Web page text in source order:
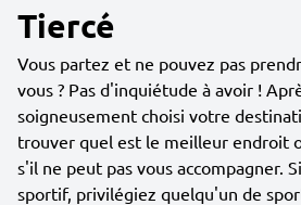
Tiercé
Vous partez et ne pouvez pas
vous ? Pas d'inquiétude à avoir !
soigneusement choisi votre
trouver quel est le meilleur endroit
s'il ne peut pas vous accompagner.
sportif, privilégiez quelqu'un de